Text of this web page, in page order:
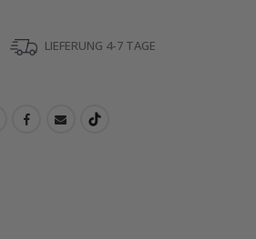
LIEFERUNG 4-7 TAGE